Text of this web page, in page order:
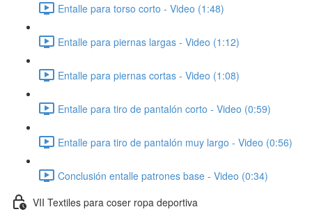
Entalle para torso corto - Video (1:48)
Entalle para piernas largas - Video (1:12)
Entalle para piernas cortas - Video (1:08)
Entalle para tiro de pantalón corto - Video (0:59)
Entalle para tiro de pantalón muy largo - Video (0:56)
Conclusión entalle patrones base - Video (0:34)
VII Textiles para coser ropa deportiva